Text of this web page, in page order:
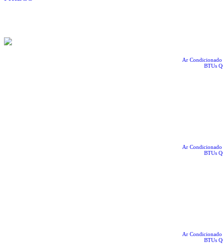
Ar Condicionado
BTUs
Ar Condicionado
BTUs
Ar Condicionado
BTUs